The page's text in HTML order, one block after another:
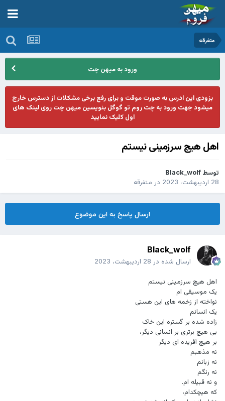
متفرقه
ورود به میهن چت
بزودی این ادرس به صورت موقت و برای رفع برخی مشکلات از دسترس خارج
میشود جهت ورود به چت روم تو گوگل بنویسین میهن چت روی لینک های
اول کلیک نمایید
اهل هیچ سرزمینی نیستم
توسط Black_wolf
28 اردیبهشت، 2023
در متفرقه
ارسال پاسخ به این موضوع
Black_wolf
ارسال شده در 28 اردیبهشت، 2023
اهل هیچ سرزمینی نیستم
یک موسیقی ام
نواخته از زخمه های این هستی
یک انسانم
زاده شده بر گستره این خاک
بی هیچ برتری بر انسانی دیگر،
بر هیچ آفریده ای دیگر
نه مذهبم
نه زبانم
نه رنگم
و نه قبیله ام.
که هیچکدام،